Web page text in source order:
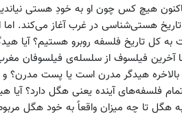
هیچ کس چون او به خودِ هستی
هستی‌شناسی در غرب آغاز می‌کند. اما
کل تاریخ فلسفه روبرو هستیم؟ آیا
آخرین فیلسوف از سلسله‌ی فیلسوفان
بالاخره هیدگر مدرن است یا پست مدرن؟
فلسفه‌های آینده یعنی هگل دارد؟ آیا
تا چه میزان واقعاً به خود هگل